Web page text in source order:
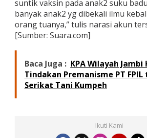
suntik vaksin pada anak2 suku
banyak anak2 yg dibekali ilmu
orang tuanya,” tulis narasi akun
[Sumber: Suara.com]
Baca Juga : KPA Wilayah Jambi
Tindakan Premanisme PT
Serikat Tani Kumpeh
Ikuti Kami